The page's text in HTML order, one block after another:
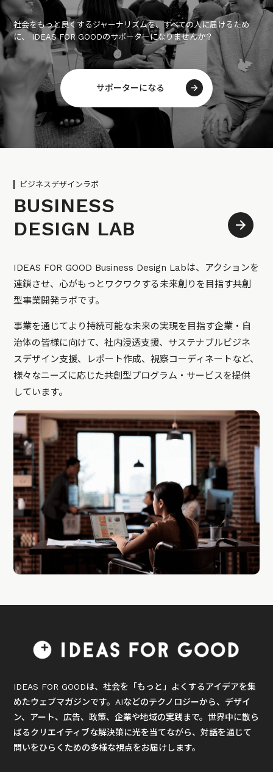
社会をもっと良くするジャーナリズムを、すべての人に届けるため
に、 IDEAS FOR GOODのサポーターになりませんか？
サポーターになる
ビジネスデザインラボ
BUSINESS
DESIGN LAB
IDEAS FOR GOOD Business Design Labは、アクションを
連鎖させ、心がもっとワクワクする未来創りを目指す共創
型事業開発ラボです。
事業を通じてより持続可能な未来の実現を目指す企業・自
治体の皆様に向けて、社内浸透支援、サステナブルビジネ
スデザイン支援、レポート作成、視察コーディネートなど、
様々なニーズに応じた共創型プログラム・サービスを提供
しています。
IDEAS FOR GOODは、社会を「もっと」よくするアイデアを集
めたウェブマガジンです。AIなどのテクノロジーから、デザイ
ン、アート、広告、政策、企業や地域の実践まで。世界中に散ら
ばるクリエイティブな解決策に光を当てながら、対話を通じて
問いをひらくための多様な視点をお届けします。